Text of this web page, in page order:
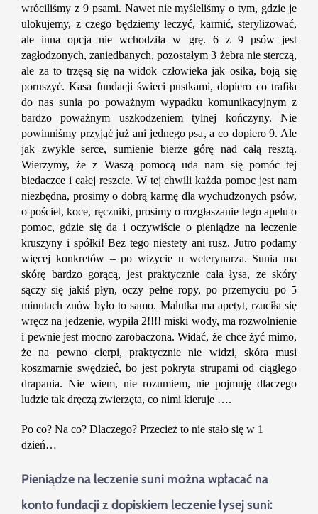
wróciliśmy z 9 psami. Nawet nie myśleliśmy o tym, gdzie je
ulokujemy, z czego będziemy leczyć, karmić, sterylizować,
ale inna opcja nie wchodziła w grę. 6 z 9 psów jest
zagłodzonych, zaniedbanych, pozostałym 3 żebra nie sterczą,
ale za to trzęsą się na widok człowieka jak osika, boją się
poruszyć. Kasa fundacji świeci pustkami, dopiero co trafiła
do nas sunia po poważnym wypadku komunikacyjnym z
bardzo poważnym uszkodzeniem tylnej kończyny. Nie
powinniśmy przyjąć już ani jednego psa, a co dopiero 9. Ale
jak zwykle serce, sumienie bierze górę nad całą resztą.
Wierzymy, że z Waszą pomocą uda nam się pomóc tej
biedaczce i całej reszcie. W tej chwili każda pomoc jest nam
niezbędna, prosimy o dobrą karmę dla wychudzonych psów,
o pościel, koce, ręczniki, prosimy o rozgłaszanie tego apelu o
pomoc, gdzie się da i oczywiście o pieniądze na leczenie
kruszyny i spółki! Bez tego niestety ani rusz. Jutro podamy
więcej konkretów – po wizycie u weterynarza. Sunia ma
skórę bardzo gorącą, jest praktycznie cała łysa, ze skóry
sączy się jakiś płyn, oczy pełne ropy, po przemyciu po 5
minutach znów było to samo. Malutka ma apetyt, rzuciła się
wręcz na jedzenie, wypiła 2!!!! miski wody, ma rozwolnienie
i pewnie jest mocno zarobaczona. Widać, że chce żyć mimo,
że na pewno cierpi, praktycznie nie widzi, skóra musi
koszmarnie swędzieć, bo jest pokryta strupami od ciągłego
drapania. Nie wiem, nie rozumiem, nie pojmuję dlaczego
ludzie tak dręczą zwierzęta, co nimi kieruje ….
Po co? Na co? Dlaczego? Przecież to nie stało się w 1
dzień…
Pieniądze na leczenie suni można wpłacać na
konto fundacji z dopiskiem leczenie łysej suni: